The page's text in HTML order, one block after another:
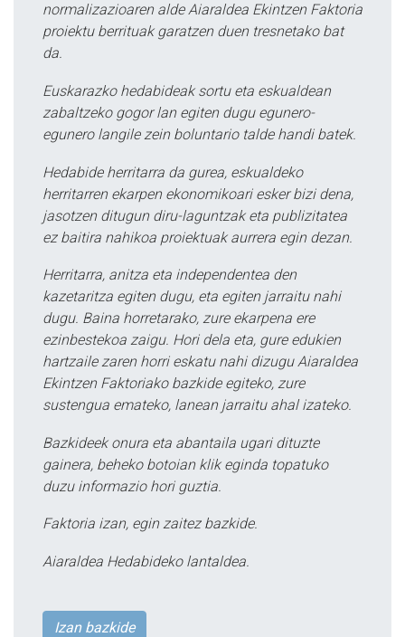
normalizazioaren alde Aiaraldea Ekintzen Faktoria
proiektu berrituak garatzen duen tresnetako bat
da.
Euskarazko hedabideak sortu eta eskualdean
zabaltzeko gogor lan egiten dugu egunero-
egunero langile zein boluntario talde handi batek.
Hedabide herritarra da gurea, eskualdeko
herritarren ekarpen ekonomikoari esker bizi dena,
jasotzen ditugun diru-laguntzak eta publizitatea
ez baitira nahikoa proiektuak aurrera egin dezan.
Herritarra, anitza eta independentea den
kazetaritza egiten dugu, eta egiten jarraitu nahi
dugu. Baina horretarako, zure ekarpena ere
ezinbestekoa zaigu. Hori dela eta, gure edukien
hartzaile zaren horri eskatu nahi dizugu Aiaraldea
Ekintzen Faktoriako bazkide egiteko, zure
sustengua emateko, lanean jarraitu ahal izateko.
Bazkideek onura eta abantaila ugari dituzte
gainera, beheko botoian klik eginda topatuko
duzu informazio hori guztia.
Faktoria izan, egin zaitez bazkide.
Aiaraldea Hedabideko lantaldea.
Izan bazkide